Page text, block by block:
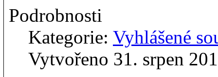
Podrobnosti
Kategorie: Vyhlášené
Vytvořeno 31. srpen